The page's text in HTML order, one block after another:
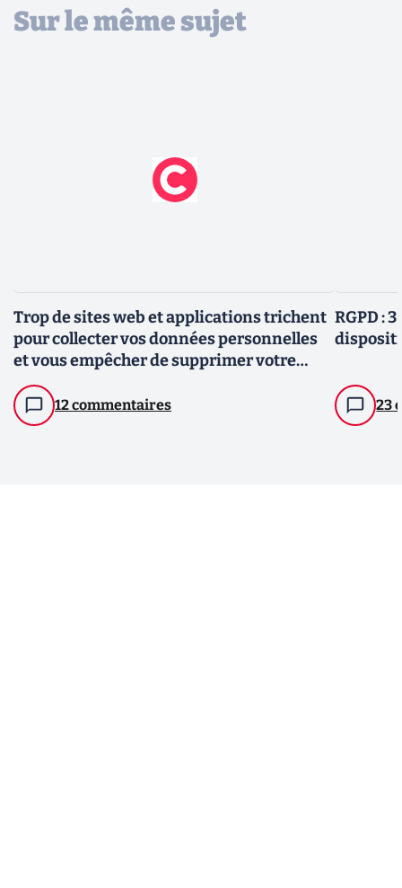
Sur le même sujet
Trop de sites web et applications trichent
pour collecter vos données personnelles
et vous empêcher de supprimer votre
compte
12 commentaires
RGPD :
23